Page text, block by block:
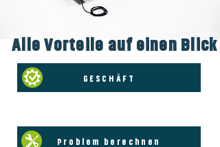
Alle Vorteile auf einen Blick
GESCHÄFT
Problem berechnen